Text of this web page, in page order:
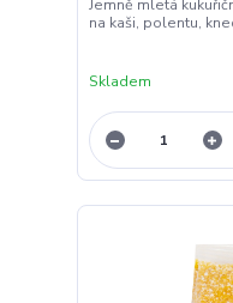
Jemně mletá
na kaši, polentu,
Skladem